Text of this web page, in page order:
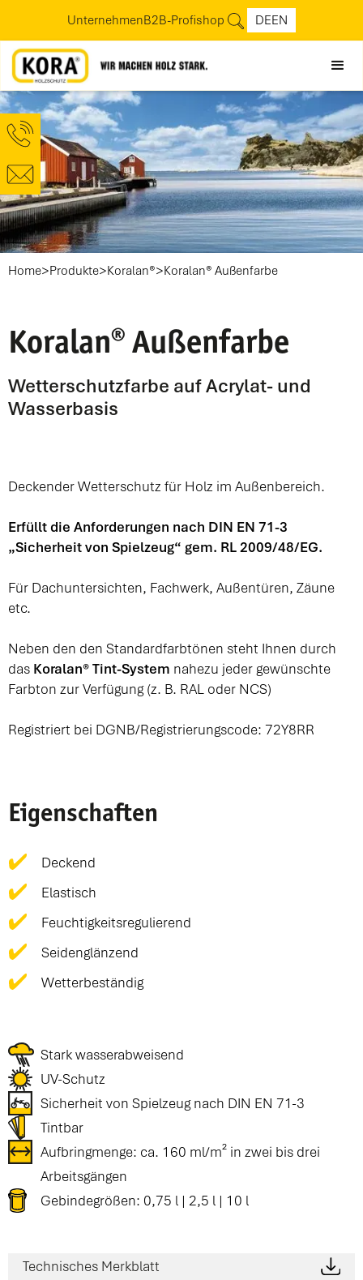
UnternehmenB2B-Profishop DEEN
Home>Produkte>Koralan®>Koralan® Außenfarbe
Koralan® Außenfarbe
Wetterschutzfarbe auf Acrylat- und
Wasserbasis
Deckender Wetterschutz für Holz im Außenbereich.
Erfüllt die Anforderungen nach DIN EN 71-3
„Sicherheit von Spielzeug“ gem. RL 2009/48/EG.
Für Dachuntersichten, Fachwerk, Außentüren, Zäune
etc.
Neben den den Standardfarbtönen steht Ihnen durch
das Koralan® Tint-System nahezu jeder gewünschte
Farbton zur Verfügung (z. B. RAL oder NCS)
Registriert bei DGNB/Registrierungscode: 72Y8RR
Eigenschaften
Deckend
Elastisch
Feuchtigkeitsregulierend
Seidenglänzend
Wetterbeständig
Stark wasserabweisend
UV-Schutz
Sicherheit von Spielzeug nach DIN EN 71-3
Tintbar
Aufbringmenge: ca. 160 ml/m² in zwei bis drei
Arbeitsgängen
Gebindegrößen: 0,75 l | 2,5 l | 10 l
Technisches Merkblatt